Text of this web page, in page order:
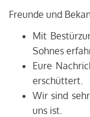
Freunde und
Mit
Sohnes
Eure
erschüttert.
Wir sind
uns ist.